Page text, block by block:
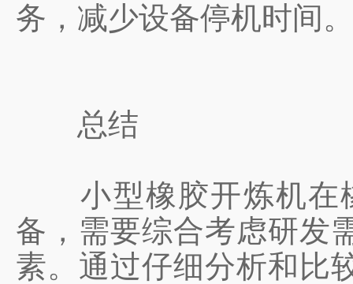
务，减少设备停机时间。
总结
小型橡胶开炼机在橡
备，需要综合考虑研发
素。通过仔细分析和比